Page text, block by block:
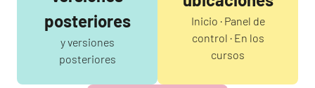
posteriores
y versiones
posteriores
Inicio · Panel de
control · En los
cursos